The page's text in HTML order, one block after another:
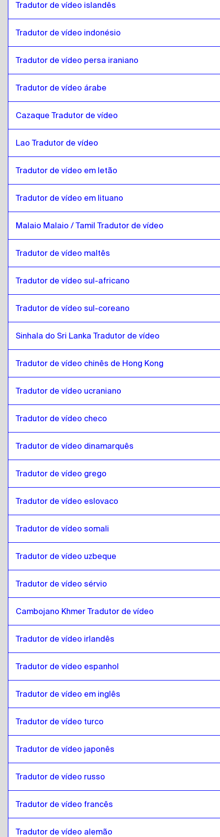
Tradutor de vídeo islandês
Tradutor de vídeo indonésio
Tradutor de vídeo persa iraniano
Tradutor de vídeo árabe
Cazaque Tradutor de vídeo
Lao Tradutor de vídeo
Tradutor de vídeo em letão
Tradutor de vídeo em lituano
Malaio Malaio / Tamil Tradutor de vídeo
Tradutor de vídeo maltês
Tradutor de vídeo sul-africano
Tradutor de vídeo sul-coreano
Sinhala do Sri Lanka Tradutor de vídeo
Tradutor de vídeo chinês de Hong Kong
Tradutor de vídeo ucraniano
Tradutor de vídeo checo
Tradutor de vídeo dinamarquês
Tradutor de vídeo grego
Tradutor de vídeo eslovaco
Tradutor de vídeo somali
Tradutor de vídeo uzbeque
Tradutor de vídeo sérvio
Cambojano Khmer Tradutor de vídeo
Tradutor de vídeo irlandês
Tradutor de vídeo espanhol
Tradutor de vídeo em inglês
Tradutor de vídeo turco
Tradutor de vídeo japonês
Tradutor de vídeo russo
Tradutor de vídeo francês
Tradutor de vídeo alemão